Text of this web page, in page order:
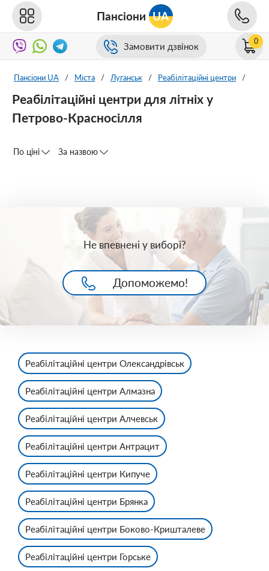
Пансіони UA
Замовити дзвінок 0
Пансіони UA / Міста / Луганськ / Реабілітаційні центри /
Реабілітаційні центри для літніх у
Петрово-Красносілля
По ціні За назвою
Не впевнені у виборі?
Допоможемо!
Реабілітаційні центри Олександрівськ
Реабілітаційні центри Алмазна
Реабілітаційні центри Алчевськ
Реабілітаційні центри Антрацит
Реабілітаційні центри Кипуче
Реабілітаційні центри Брянка
Реабілітаційні центри Боково-Кришталеве
Реабілітаційні центри Горське